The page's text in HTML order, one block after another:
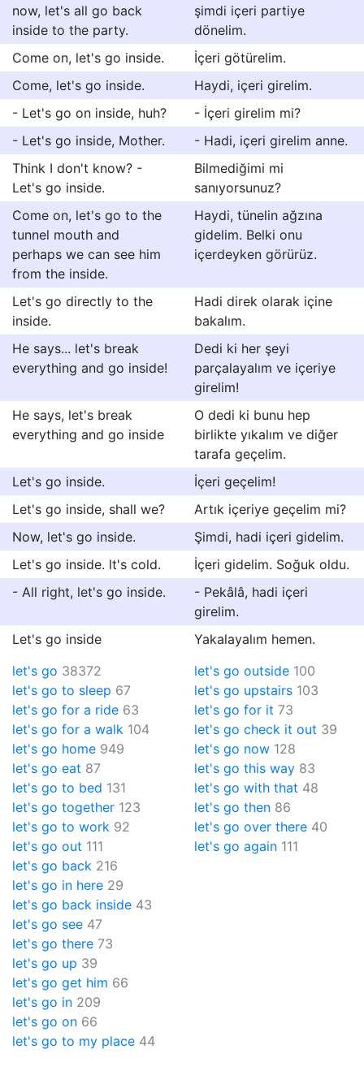
now, let's all go back
inside to the party.
şimdi içeri partiye
dönelim.
Come on, let's go inside.
İçeri götürelim.
Come, let's go inside.
Haydi, içeri girelim.
- Let's go on inside, huh?
- İçeri girelim mi?
- Let's go inside, Mother.
- Hadi, içeri girelim anne.
Think I don't know? -
Let's go inside.
Bilmediğimi mi
sanıyorsunuz?
Come on, let's go to the
tunnel mouth and
perhaps we can see him
from the inside.
Haydi, tünelin ağzına
gidelim. Belki onu
içerdeyken görürüz.
Let's go directly to the
inside.
Hadi direk olarak içine
bakalım.
He says... let's break
everything and go inside!
Dedi ki her şeyi
parçalayalım ve içeriye
girelim!
He says, let's break
everything and go inside
O dedi ki bunu hep
birlikte yıkalım ve diğer
tarafa geçelim.
Let's go inside.
İçeri geçelim!
Let's go inside, shall we?
Artık içeriye geçelim mi?
Now, let's go inside.
Şimdi, hadi içeri gidelim.
Let's go inside. lt's cold.
İçeri gidelim. Soğuk oldu.
- All right, let's go inside.
- Pekâlâ, hadi içeri
girelim.
Let's go inside
Yakalayalım hemen.
let's go 38372
let's go to sleep 67
let's go for a ride 63
let's go for a walk 104
let's go home 949
let's go eat 87
let's go to bed 131
let's go together 123
let's go to work 92
let's go out 111
let's go outside 100
let's go upstairs 103
let's go for it 73
let's go check it out 39
let's go now 128
let's go this way 83
let's go with that 48
let's go then 86
let's go over there 40
let's go again 111
let's go back 216
let's go in here 29
let's go back inside 43
let's go see 47
let's go there 73
let's go up 39
let's go get him 66
let's go in 209
let's go on 66
let's go to my place 44